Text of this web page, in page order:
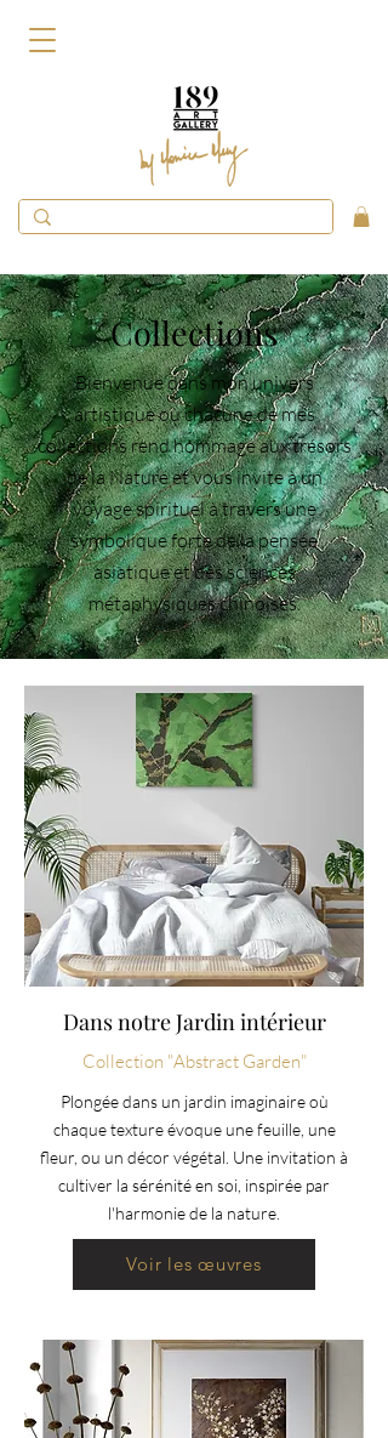
Collections
Bienvenue dans mon univers
artistique où chacune de mes
collections rend hommage aux trésors
de la Nature et vous invite à un
voyage spirituel à travers une
symbolique forte de la pensée
asiatique et des sciences
métaphysiques chinoises.
Dans notre Jardin intérieur
Collection "Abstract Garden"
Plongée dans un jardin imaginaire où
chaque texture évoque une feuille, une
fleur, ou un décor végétal. Une invitation à
cultiver la sérénité en soi, inspirée par
l'harmonie de la nature.
Voir les œuvres